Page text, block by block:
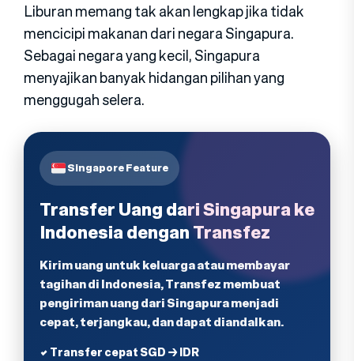
Liburan memang tak akan lengkap jika tidak
mencicipi makanan dari negara Singapura.
Sebagai negara yang kecil, Singapura
menyajikan banyak hidangan pilihan yang
menggugah selera.
Singapore Feature
Transfer Uang dari Singapura ke
Indonesia dengan Transfez
Kirim uang untuk keluarga atau membayar
tagihan di Indonesia, Transfez membuat
pengiriman uang dari Singapura menjadi
cepat, terjangkau, dan dapat diandalkan.
✔ Transfer cepat SGD → IDR